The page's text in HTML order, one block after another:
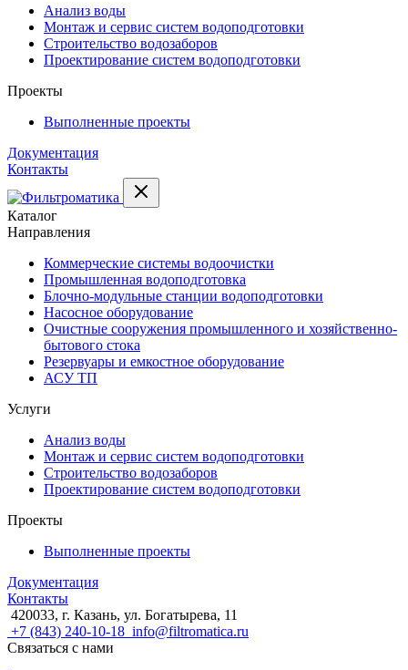
Анализ воды
Монтаж и сервис систем водоподготовки
Строительство водозаборов
Проектирование систем водоподготовки
Проекты
Выполненные проекты
Документация
Контакты
Каталог
Направления
Коммерческие системы водоочистки
Промышленная водоподготовка
Блочно-модульные станции водоподготовки
Насосное оборудование
Очистные сооружения промышленного и хозяйственно-
бытового стока
Резервуары и емкостное оборудование
АСУ ТП
Услуги
Анализ воды
Монтаж и сервис систем водоподготовки
Строительство водозаборов
Проектирование систем водоподготовки
Проекты
Выполненные проекты
Документация
Контакты
420033, г. Казань, ул. Богатырева, 11
+7 (843) 240-10-18 info@filtromatica.ru
Связаться с нами